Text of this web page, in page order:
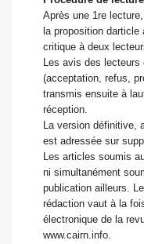
Après une 1re
la proposition
critique à deux
Les avis des
(acceptation, refus,
transmis ensuite à
réception.
La version définitive,
est adressée sur
Les articles soumis
ni simultanément
publication ailleurs.
rédaction vaut à la
électronique de la
www.cairn.info.